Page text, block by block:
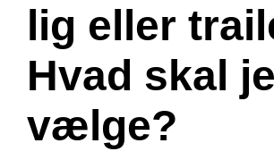
lig eller
Hvad skal
vælge?